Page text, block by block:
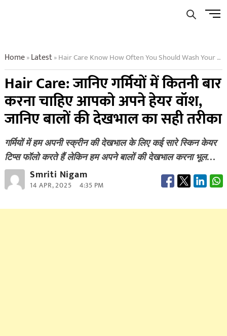
Menu
Home»Latest»Hair Care Know How Often You Should Wash Your Hair In Summer Know The Right Way To Take Care Of Your Hair
Hair Care: जानिए गर्मियों में कितनी बार
करना चाहिए आपको अपने हेयर वॉश,
जानिए बालों की देखभाल का सही तरीका
गर्मियों में हम अपनी स्क्रीन की देखभाल के लिए कई सारे स्किन केयर
टिप्स फॉलो करते हैं लेकिन हम अपने बालों की देखभाल करना भूल…
Smriti Nigam
14 APR, 2025 4:35 PM